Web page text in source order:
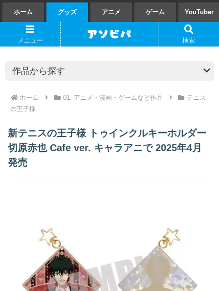
ホーム グッズ アニメ ゲーム YouTuber
ホーム 01. アニメ・漫画・ゲームなど作品
テニス
の王子様
新テニスの王子様 トゥインクルキーホルダー
切原赤也 Cafe ver. キャラアニで 2025年4月
発売
メニュー 検索